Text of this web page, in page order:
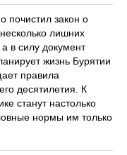
почистил закон о
лишних
в силу документ
жизнь Бурятии
правила
десятилетия. К
станут настолько
нормы им только